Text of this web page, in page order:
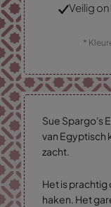
Veilig
*
Sue Spargo's
van Egyptisch
zacht.
Het is
haken. Het